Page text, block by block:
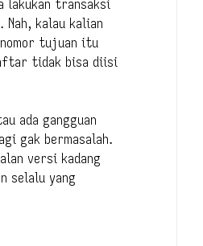
lakukan transaksi
kalau kalian
tujuan itu
tidak bisa diisi
ada gangguan
gak bermasalah.
versi kadang
selalu yang